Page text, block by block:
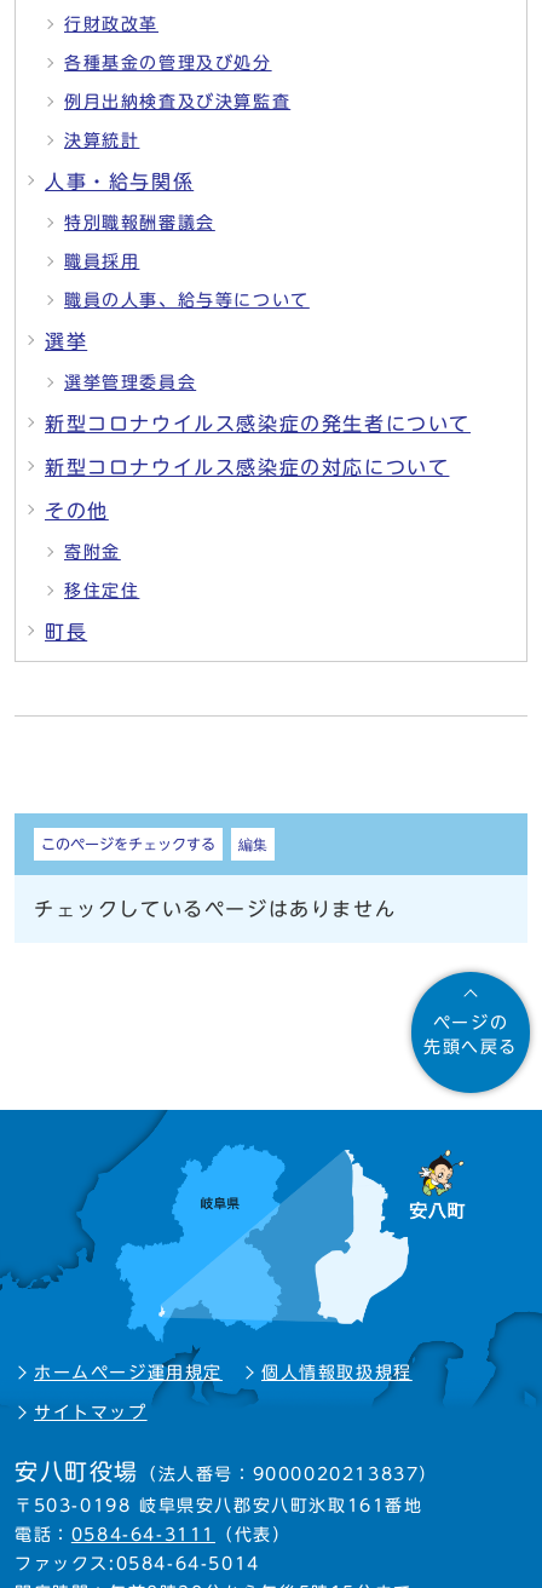
行財政改革
各種基金の管理及び処分
例月出納検査及び決算監査
決算統計
人事・給与関係
特別職報酬審議会
職員採用
職員の人事、給与等について
選挙
選挙管理委員会
新型コロナウイルス感染症の発生者について
新型コロナウイルス感染症の対応について
その他
寄附金
移住定住
町長
しおり
このページをチェックする 編集
チェックしているページはありません
ページの
先頭へ戻る
ホームページ運用規定 個人情報取扱規程
サイトマップ
安八町役場 （法人番号：9000020213837）
〒503-0198 岐阜県安八郡安八町氷取161番地
電話： 0584-64-3111
（代表）
ファックス:0584-64-5014